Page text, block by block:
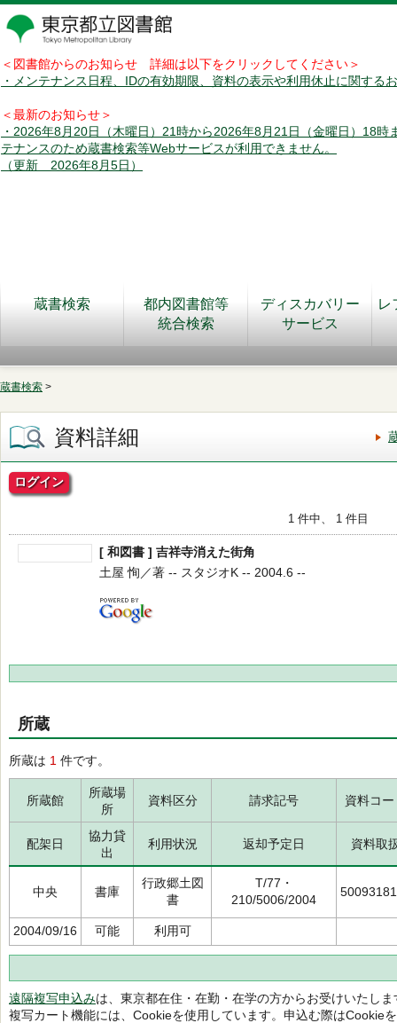
＜図書館からのお知らせ 詳細は以下をクリックしてください＞
・メンテナンス日程、IDの有効期限、資料の表示や利用休止に関する
＜最新のお知らせ＞
・2026年8月20日（木曜日）21時から2026年8月21日（金曜日）18時
テナンスのため蔵書検索等Webサービスが利用できません。
（更新 2026年8月5日）
蔵書検索
都内図書館等
統合検索
ディスカバリー
サービス
レ
蔵書検索 >
資料詳細
ログイン
1 件中、 1 件目
[ 和図書 ] 吉祥寺消えた街角
土屋 恂／著 -- スタジオK -- 2004.6 --
所蔵
所蔵は 1 件です。
所蔵館
所蔵場
所
資料区分 請求記号 資料コー
配架日
協力貸
出
利用状況 返却予定日 資料取
中央 書庫
行政郷土図
書
T/77・
210/5006/2004
2004/09/16 可能 利用可
遠隔複写申込みは、東京都在住・在勤・在学の方からお受けいたしま
複写カート機能には、Cookieを使用しています。申込む際はCookie